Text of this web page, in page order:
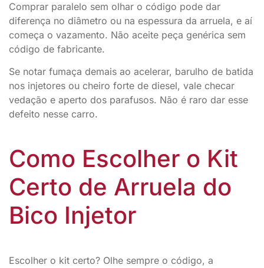
Comprar paralelo sem olhar o código pode dar
diferença no diâmetro ou na espessura da arruela, e aí
começa o vazamento. Não aceite peça genérica sem
código de fabricante.
Se notar fumaça demais ao acelerar, barulho de batida
nos injetores ou cheiro forte de diesel, vale checar
vedação e aperto dos parafusos. Não é raro dar esse
defeito nesse carro.
Como Escolher o Kit
Certo de Arruela do
Bico Injetor
Escolher o kit certo? Olhe sempre o código, a